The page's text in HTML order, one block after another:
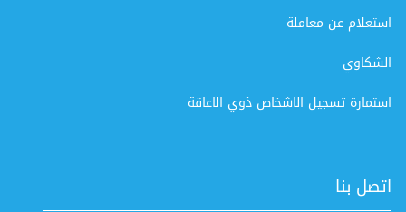
استعلام عن معاملة
الشكاوي
استمارة تسجيل الاشخاص ذوي الاعاقة
اتصل بنا